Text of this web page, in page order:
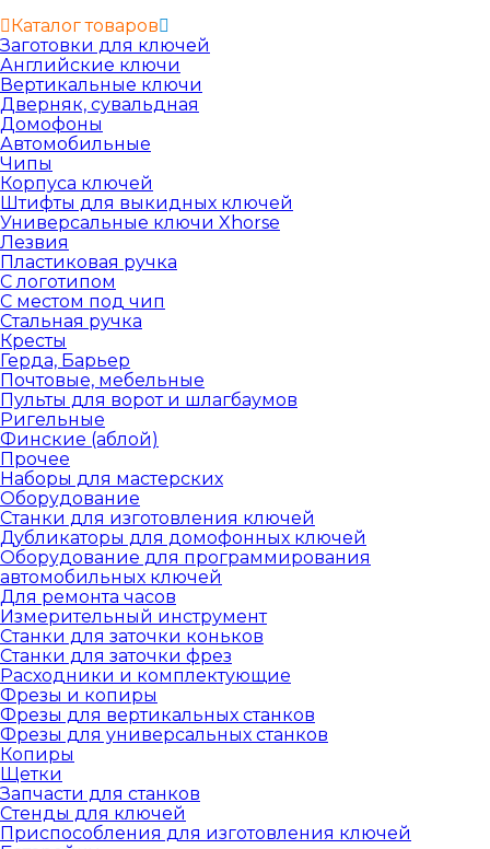
Каталог товаров
Заготовки для ключей
Английские ключи
Вертикальные ключи
Дверняк, сувальдная
Домофоны
Автомобильные
Чипы
Корпуса ключей
Штифты для выкидных ключей
Универсальные ключи Xhorse
Лезвия
Пластиковая ручка
С логотипом
С местом под чип
Стальная ручка
Кресты
Герда, Барьер
Почтовые, мебельные
Пульты для ворот и шлагбаумов
Ригельные
Финские (аблой)
Прочее
Наборы для мастерских
Оборудование
Станки для изготовления ключей
Дубликаторы для домофонных ключей
Оборудование для программирования
автомобильных ключей
Для ремонта часов
Измерительный инструмент
Станки для заточки коньков
Станки для заточки фрез
Расходники и комплектующие
Фрезы и копиры
Фрезы для вертикальных станков
Фрезы для универсальных станков
Копиры
Щетки
Запчасти для станков
Стенды для ключей
Приспособления для изготовления ключей